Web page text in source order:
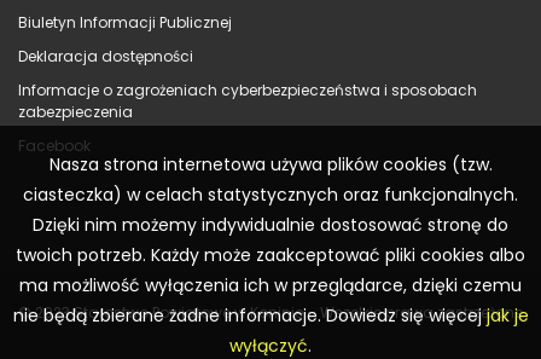
Biuletyn Informacji Publicznej
Deklaracja dostępności
Informacje o zagrożeniach cyberbezpieczeństwa i sposobach
zabezpieczenia
Facebook
© 2023 Starostwo Powiatowe w Koninie – Wszelkie prawa zastrzeżone
Nasza strona internetowa używa plików cookies (tzw.
ciasteczka) w celach statystycznych oraz funkcjonalnych.
Dzięki nim możemy indywidualnie dostosować stronę do
twoich potrzeb. Każdy może zaakceptować pliki cookies albo
ma możliwość wyłączenia ich w przeglądarce, dzięki czemu
nie będą zbierane żadne informacje. Dowiedz się więcejjak je
wyłączyć.